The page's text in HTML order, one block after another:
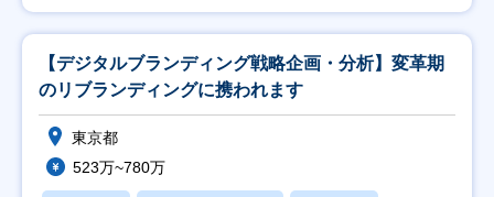
【デジタルブランディング戦略企画・分析】変革期
のリブランディングに携われます
東京都
523万~780万